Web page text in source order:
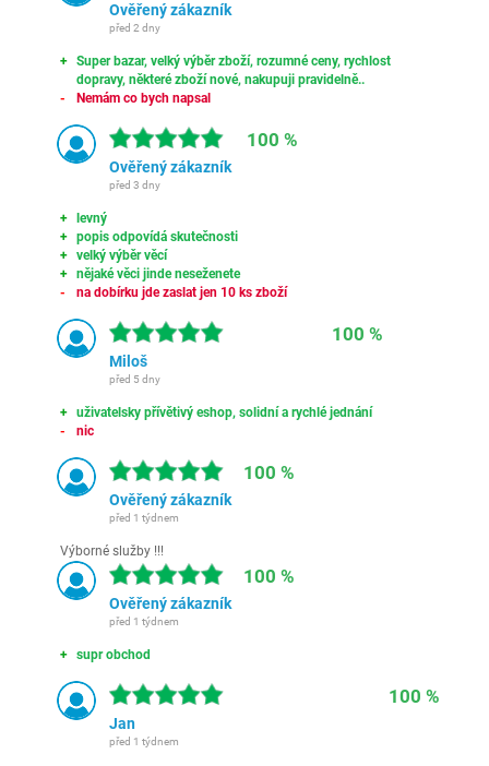
Ověřený zákazník
před 2 dny
Super bazar, velký výběr zboží, rozumné ceny, rychlost
dopravy, některé zboží nové, nakupuji pravidelně..
Nemám co bych napsal
100 %
Ověřený zákazník
před 3 dny
levný
popis odpovídá skutečnosti
velký výběr věcí
nějaké věci jinde neseženete
na dobírku jde zaslat jen 10 ks zboží
100 %
Miloš
před 5 dny
uživatelsky přívětivý eshop, solidní a rychlé jednání
nic
100 %
Ověřený zákazník
před 1 týdnem
Výborné služby !!!
100 %
Ověřený zákazník
před 1 týdnem
supr obchod
100 %
Jan
před 1 týdnem